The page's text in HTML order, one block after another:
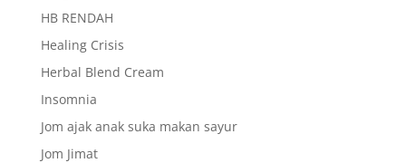
HB RENDAH
Healing Crisis
Herbal Blend Cream
Insomnia
Jom ajak anak suka makan sayur
Jom Jimat